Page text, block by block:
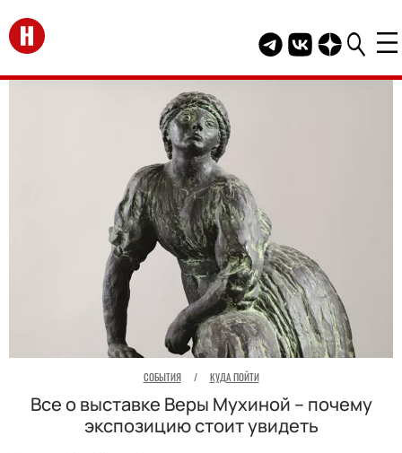
Перейти на главную
Telegram канал
Группа HELLO
Канал
СОБЫТИЯ / КУДА ПОЙТИ
Все о выставке Веры Мухиной – почему
экспозицию стоит увидеть